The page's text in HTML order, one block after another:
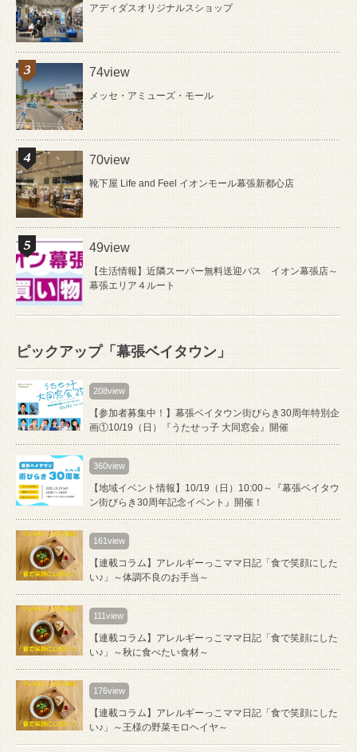
アディダスオリジナルスショップ
74view
メッセ・アミューズ・モール
70view
靴下屋 Life and Feel イオンモール幕張新都心店
49view
【生活情報】近隣スーパー無料送迎バス イオン幕張店～
幕張エリア４ルート
ピックアップ「幕張ベイタウン」
208view
【参加者募集中！】幕張ベイタウン街びらき30周年特別企
画①10/19（日）『うたせっ子 大同窓会』開催
360view
【地域イベント情報】10/19（日）10:00～『幕張ベイタウ
ン街びらき30周年記念イベント』開催！
161view
【連載コラム】アレルギーっこママ日記「食で笑顔にした
い♪」～体調不良のお手当～
111view
【連載コラム】アレルギーっこママ日記「食で笑顔にした
い♪」～秋に食べたい食材～
176view
【連載コラム】アレルギーっこママ日記「食で笑顔にした
い♪」～王様の野菜モロヘイヤ～